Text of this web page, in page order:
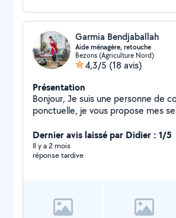
Garmia Bendjaballah
Aide ménagère, retouche
Bezons (Agriculture Nord)
4,3/5 (18 avis)
Présentation
Bonjour, Je suis une personne de confiance fiable et
ponctuelle, je vous propose mes
Dernier avis laissé par Didier : 1/5
Il y a 2 mois
réponse tardive